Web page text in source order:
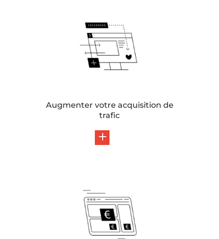
Augmenter votre acquisition de
trafic